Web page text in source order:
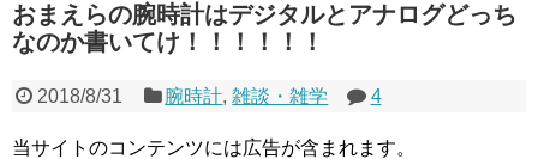
おまえらの腕時計はデジタルとアナログどっち
なのか書いてけ！！！！！！
2018/8/31 腕時計,雑談・雑学 4
当サイトのコンテンツには広告が含まれます。